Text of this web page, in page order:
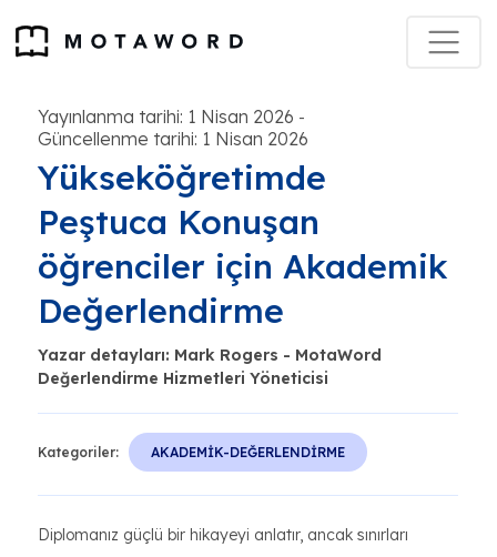
Yayınlanma tarihi: 1 Nisan 2026 -
Güncellenme tarihi: 1 Nisan 2026
Yükseköğretimde
Peştuca Konuşan
öğrenciler için Akademik
Değerlendirme
Yazar detayları: Mark Rogers - MotaWord
Değerlendirme Hizmetleri Yöneticisi
Kategoriler: AKADEMİK-DEĞERLENDİRME
Diplomanız güçlü bir hikayeyi anlatır, ancak sınırları